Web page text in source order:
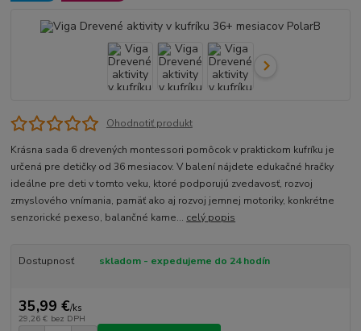
Ohodnotiť produkt
Krásna sada 6 drevených montessori pomôcok v praktickom kufríku je
určená pre detičky od 36 mesiacov. V balení nájdete edukačné hračky
ideálne pre deti v tomto veku, ktoré podporujú zvedavosť, rozvoj
zmyslového vnímania, pamäť ako aj rozvoj jemnej motoriky, konkrétne
senzorické pexeso, balančné kame... celý popis
Dostupnosť skladom - expedujeme do 24 hodín
35,99 €/ks
29,26 € bez DPH